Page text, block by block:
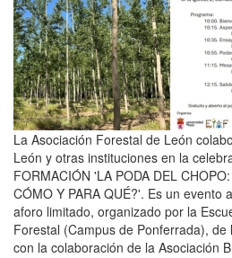
La Asociación Forestal de León
León y otras instituciones en la
FORMACIÓN 'LA PODA DEL
CÓMO Y PARA QUÉ?'. Es un evento
aforo limitado, organizado por la
Forestal (Campus de Ponferrada),
con la colaboración de la Asociación